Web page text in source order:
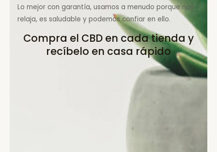
Lo mejor con garantía, usamos a menudo porque nos
relaja, es saludable y podemos confiar en ello.
Compra el CBD en cada tienda y
recíbelo en casa rápido